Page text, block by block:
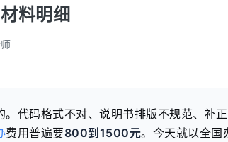
料明细
代码格式不对、说明书排版不规范、补
费用普遍要800到1500元。今天就以全国